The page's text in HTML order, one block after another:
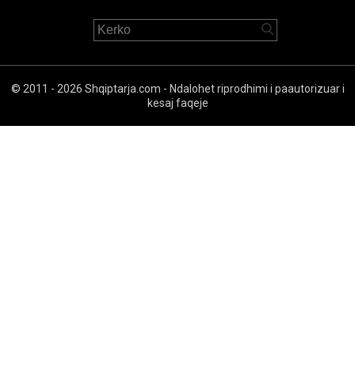
© 2011 - 2026 Shqiptarja.com - Ndalohet riprodhimi i paautorizuar i
kesaj faqeje